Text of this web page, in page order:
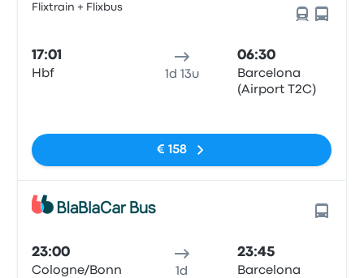
Flixtrain + Flixbus
17:01
Hbf 1d 13u
06:30
Barcelona
(Airport T2C)
€ 158
23:00
Cologne/Bonn
1d
23:45
Barcelona